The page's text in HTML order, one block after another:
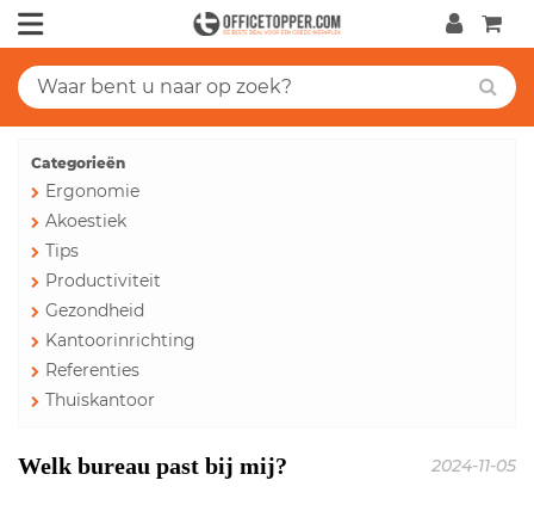
Categorieën
Ergonomie
Akoestiek
Tips
Productiviteit
Gezondheid
Kantoorinrichting
Referenties
Thuiskantoor
Welk bureau past bij mij? 2024-11-05